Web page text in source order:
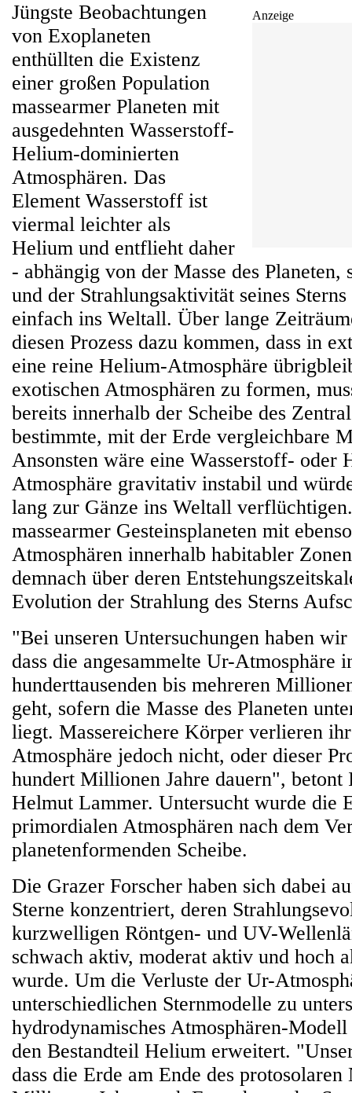
Anzeige
Jüngste Beobachtungen
von Exoplaneten
enthüllten die Existenz
einer großen Population
massearmer Planeten mit
ausgedehnten Wasserstoff-
Helium-dominierten
Atmosphären. Das
Element Wasserstoff ist
viermal leichter als
Helium und entflieht daher
- abhängig von der Masse des
und der Strahlungsaktivität seines
einfach ins Weltall. Über lange
diesen Prozess dazu kommen, dass in
eine reine Helium-Atmosphäre
exotischen Atmosphären zu formen,
bereits innerhalb der Scheibe des
bestimmte, mit der Erde vergleichbare
Ansonsten wäre eine Wasserstoff- oder
Atmosphäre gravitativ instabil und
lang zur Gänze ins Weltall
massearmer Gesteinsplaneten mit
Atmosphären innerhalb habitabler
demnach über deren
Evolution der Strahlung des Sterns
"Bei unseren Untersuchungen haben
dass die angesammelte Ur-Atmosphäre
hunderttausenden bis mehreren
geht, sofern die Masse des Planeten
liegt. Massereichere Körper verlieren
Atmosphäre jedoch nicht, oder dieser
hundert Millionen Jahre dauern",
Helmut Lammer. Untersucht wurde die
primordialen Atmosphären nach dem
planetenformenden Scheibe.
Die Grazer Forscher haben sich dabei
Sterne konzentriert, deren
kurzwelligen Röntgen- und UV-
schwach aktiv, moderat aktiv und hoch
wurde. Um die Verluste der Ur-
unterschiedlichen Sternmodelle zu
hydrodynamisches Atmosphären-
den Bestandteil Helium erweitert.
dass die Erde am Ende des